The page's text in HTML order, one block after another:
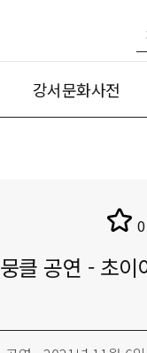
강서문화사전
0
클 공연 - 초